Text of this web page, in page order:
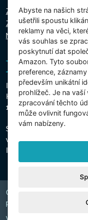
Zásady ochrany
Zásady používání
Nastavení cookies
Intex Trading, s.r.o.
Hradecká 2526/3
130 00 Praha 3 - Česká
Společnost je zapsána
vložka 74759
IČO 26150808, DIČ
Copyright © 2026 INTEX
právavyhrazena.
Abyste na našich
ušetřili spoustu
reklamy na věci,
vás souhlas se
poskytnutí dat
Amazon. Tyto
preference,
především unikátní
prohlížeč. Je na
zpracování těchto
může ovlivnit
vám nabízeny.